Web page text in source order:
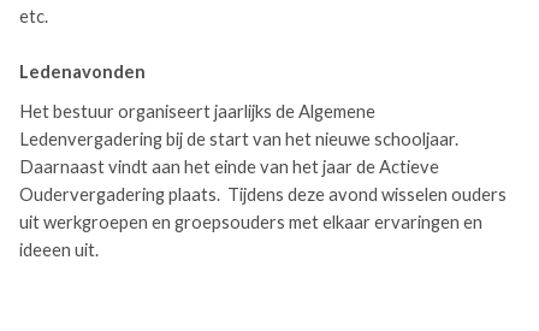
etc.
Ledenavonden
Het bestuur organiseert jaarlijks de Algemene
Ledenvergadering bij de start van het nieuwe schooljaar.
Daarnaast vindt aan het einde van het jaar de Actieve
Oudervergadering plaats. Tijdens deze avond wisselen ouders
uit werkgroepen en groepsouders met elkaar ervaringen en
ideeen uit.